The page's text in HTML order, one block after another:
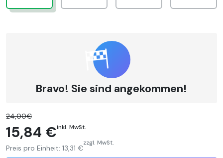
Bravo! Sie sind angekommen!
24,00€
15,84 €inkl. MwSt.
Preis pro Einheit: 13,31 €
zzgl. MwSt.